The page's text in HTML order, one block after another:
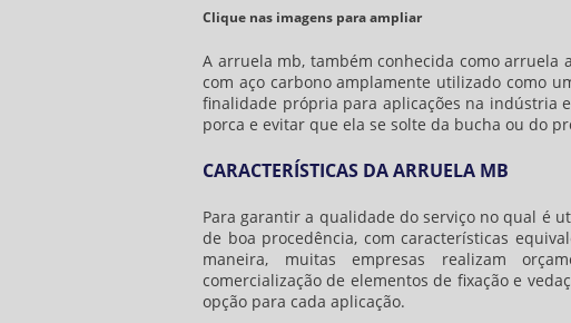
Clique nas imagens para ampliar
A arruela mb, também conhecida como arruela
com aço carbono amplamente utilizado como
finalidade própria para aplicações na indústria
porca e evitar que ela se solte da bucha ou do
CARACTERÍSTICAS DA ARRUELA MB
Para garantir a qualidade do serviço no qual é
de boa procedência, com características
maneira, muitas empresas realizam
comercialização de elementos de fixação e
opção para cada aplicação.